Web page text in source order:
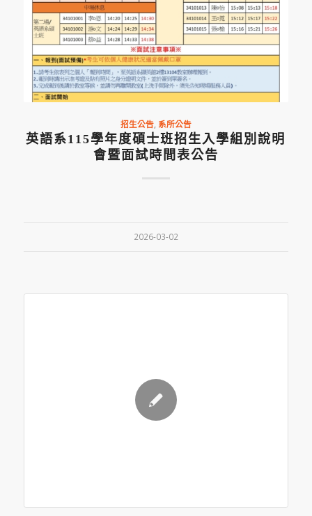
招生公告, 系所公告
英語系115學年度碩士班招生入學組別說明
會暨面試時間表公告
2026-03-02